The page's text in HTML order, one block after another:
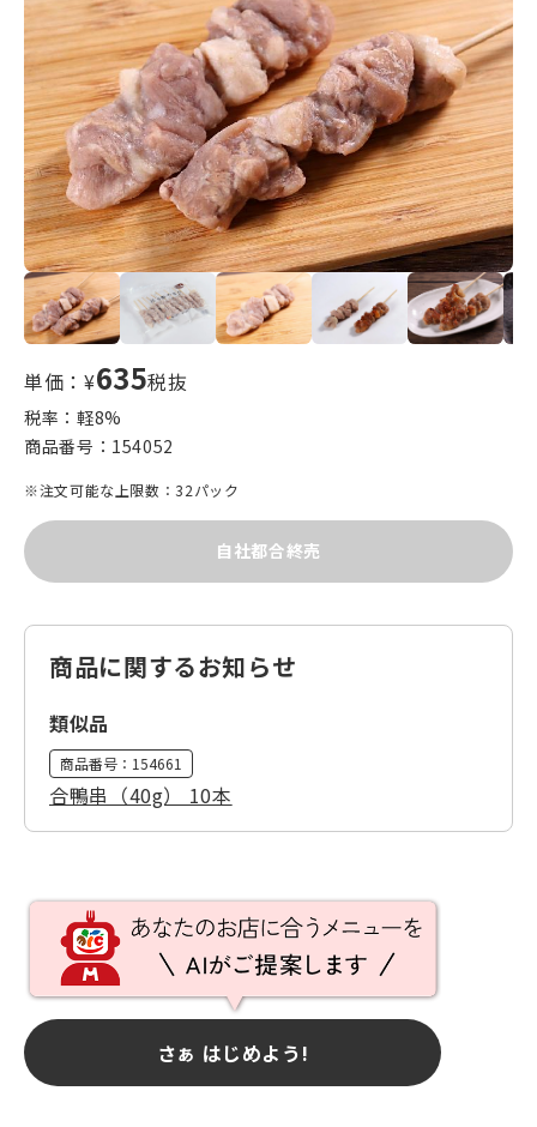
単価：¥635税抜
税率：軽8%
商品番号： 154052
※注文可能な上限数：32パック
自社都合終売
商品に関するお知らせ
類似品
商品番号： 154661
合鴨串（40g） 10本
さぁ はじめよう!